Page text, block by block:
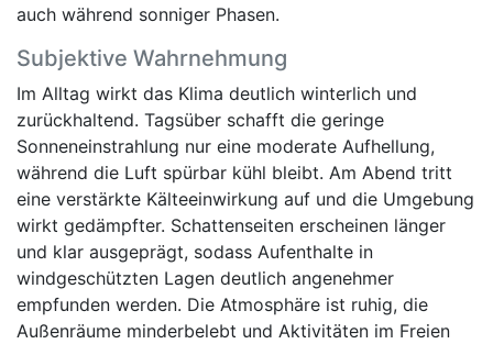
auch während sonniger Phasen.
Subjektive Wahrnehmung
Im Alltag wirkt das Klima deutlich winterlich und
zurückhaltend. Tagsüber schafft die geringe
Sonneneinstrahlung nur eine moderate Aufhellung,
während die Luft spürbar kühl bleibt. Am Abend tritt
eine verstärkte Kälteeinwirkung auf und die Umgebung
wirkt gedämpfter. Schattenseiten erscheinen länger
und klar ausgeprägt, sodass Aufenthalte in
windgeschützten Lagen deutlich angenehmer
empfunden werden. Die Atmosphäre ist ruhig, die
Außenräume minderbelebt und Aktivitäten im Freien